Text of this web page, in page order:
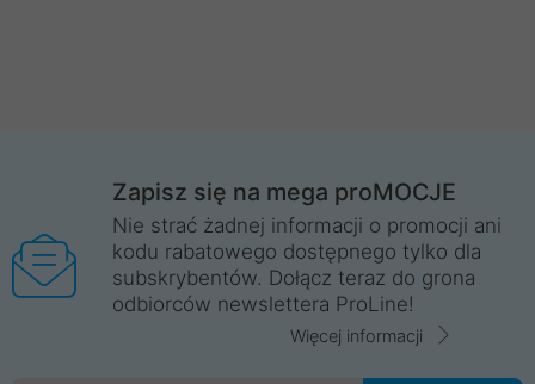
Zapisz się na mega proMOCJE
Nie strać żadnej informacji o promocji ani
kodu rabatowego dostępnego tylko dla
subskrybentów. Dołącz teraz do grona
odbiorców newslettera ProLine!
Więcej informacji